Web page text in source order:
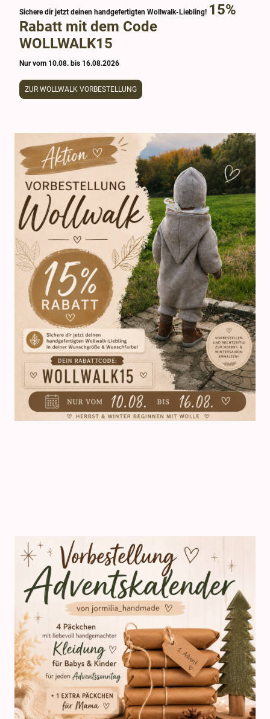
Sichere dir jetzt deinen handgefertigten Wollwalk-Liebling! 15%
Rabatt mit dem Code
WOLLWALK15
Nur vom 10.08. bis 16.08.2026
ZUR WOLLWALK VORBESTELLUNG